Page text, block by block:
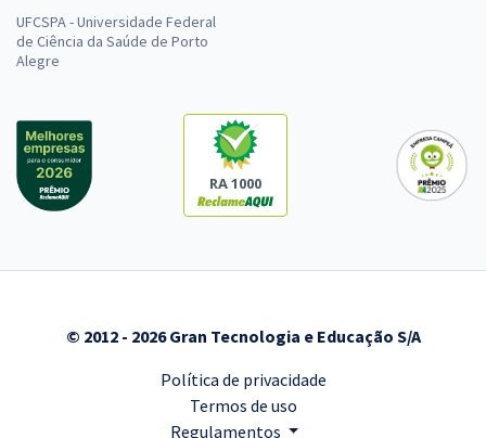
UFCSPA - Universidade Federal
de Ciência da Saúde de Porto
Alegre
RA 1000
© 2012 - 2026 Gran Tecnologia e Educação S/A
Política de privacidade
Termos de uso
Regulamentos